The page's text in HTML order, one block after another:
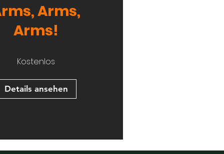
Arms,
Arms!
Kostenlos
Details ansehen